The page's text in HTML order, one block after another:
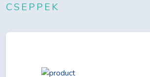
PÁLYÁZATOK
CSEPPEK